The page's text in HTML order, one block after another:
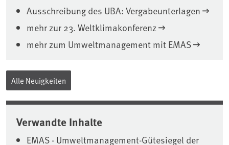
Ausschreibung des UBA: Vergabeunterlagen
mehr zur 23. Weltklimakonferenz
mehr zum Umweltmanagement mit EMAS
Alle Neuigkeiten
Verwandte Inhalte
EMAS - Umweltmanagement-Gütesiegel der